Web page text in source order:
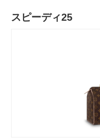
スピーディ25